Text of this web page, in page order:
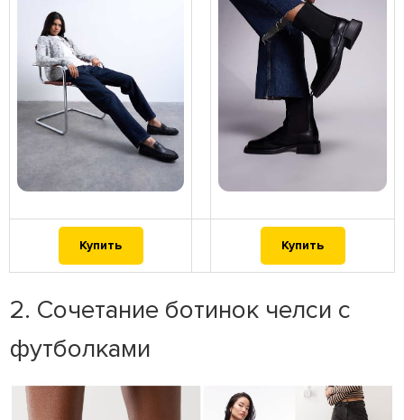
Купить Купить
2. Сочетание ботинок челси с
футболками